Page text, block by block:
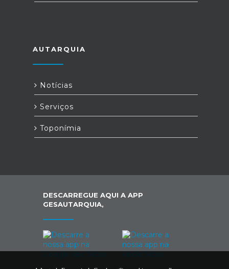
AUTARQUIA
Notícias
Serviços
Toponímia
DESCARREGUE AQUI A APP
GESAUTARQUIA,